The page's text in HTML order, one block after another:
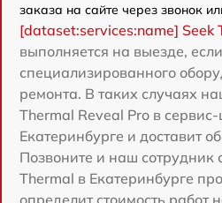
заказа на сайте через звонок
[dataset:services:name] Seek
выполняется на выезде,
специализированного
ремонта. В таких случаях
Thermal Reveal Pro в
Екатеринбурге и доставит
Позвоните и наш сотрудник
Thermal в Екатеринбурге
определит стоимость работ